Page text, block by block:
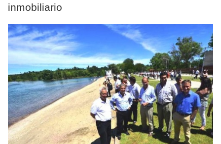
inmobiliario